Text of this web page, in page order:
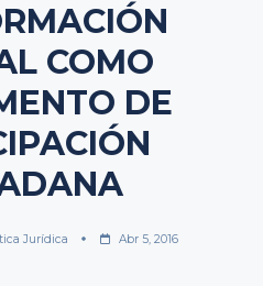
COMO
DE
Jurídica Abr 5, 2016